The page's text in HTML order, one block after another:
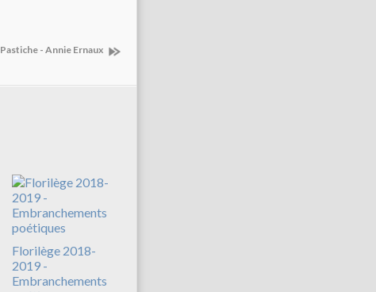
Pastiche - Annie Ernaux
Florilège 2018-
2019 -
Embranchements